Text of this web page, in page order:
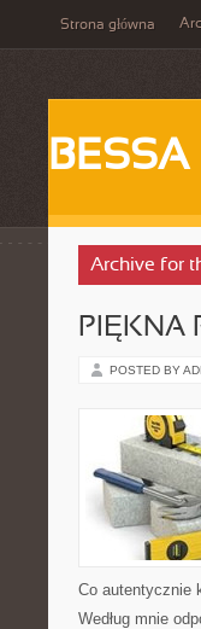
Strona główna
BESSA
Archive for
PIĘKNA
POSTED BY
Co autentycznie
Według mnie